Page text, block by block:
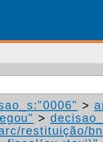
>
>
restituição/